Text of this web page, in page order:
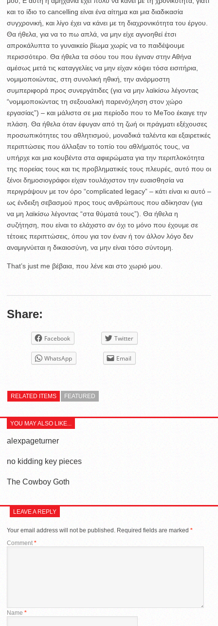
και το ίδιο το cancelling είναι ένα αίτημα και μια διαδικασία
συγχρονική, και λίγο έχει να κάνει με τη διαχρονικότητα του έργου.
Θα ήθελα, για να το πω απλά, να μην είχε αγνοηθεί έτσι
απροκάλυπτα το γυναικείο βίωμα χωρίς να το παιδέψουμε
περισσότερο. Θα ήθελα τα σόου του που έγιναν στην Αθήνα
αμέσως μετά τις καταγγελίες να μην είχαν κόψει τόσα εισιτήρια,
νομιμοποιώντας, στη συνολική ηθική, την ανάρμοστη
συμπεριφορά προς συνεργάτιδες (για να μην λαϊκίσω λέγοντας
“νομιμοποιώντας τη σεξουαλική παρενόχληση στον χώρο
εργασίας”) – και μάλιστα σε μια περίοδο που το MeToo έκαιγε την
πλάση. Θα ήθελα όταν έφυγαν από τη ζωή οι πράγματι εξέχουσες
προσωπικότητες του αθλητισμού, μοναδικά ταλέντα και εξαιρετικές
περιπτώσεις που άλλαξαν το τοπίο του αθλήματός τους, να
υπήρχε και μια κουβέντα στα αφιερώματα για την περιπλοκότητα
της πορείας τους και τις προβληματικές τους πλευρές, αυτό που οι
ξένοι δημοσιογράφοι είχαν τουλάχιστον την ευαισθησία να
περιγράψουν με τον όρο “complicated legacy” – κάτι είναι κι αυτό –
ως ένδειξη σεβασμού προς τους ανθρώπους που αδίκησαν (για
να μη λαϊκίσω λέγοντας “στα θύματά τους”). Θα ήθελα η
συζήτηση, που είναι το ελάχιστο αν όχι το μόνο που έχουμε σε
τέτοιες περιπτώσεις, όπου για τον έναν ή τον άλλον λόγο δεν
αναμιγνύεται η δικαιοσύνη, να μην είναι τόσο σύντομη.
That’s just me βέβαια, που λένε και στο χωριό μου.
Share:
Facebook Twitter
WhatsApp Email
RELATED ITEMS FEATURED
YOU MAY ALSO LIKE...
alexpageturner
no kidding key pieces
The Cowboy Goth
LEAVE A REPLY
Your email address will not be published. Required fields are marked *
Comment*
Name *